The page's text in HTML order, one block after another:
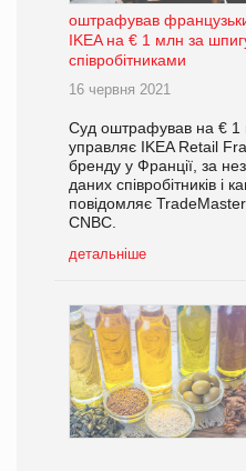
оштрафував
IKEA на € 1 млн за
співробітниками
16 червня 2021
Суд оштрафував на € 1
управляє IKEA Retail
бренду у Франції, за
даних співробітників і
повідомляє
CNBC.
детальніше